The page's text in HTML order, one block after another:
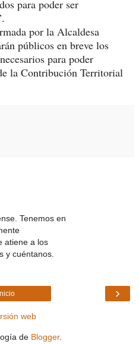
para poder ser
por la Alcaldesa
públicos en breve los
para poder
la Contribución Territorial
Tenemos en
atiene a los
y cuéntanos.
›
Inicio
web
de Blogger.